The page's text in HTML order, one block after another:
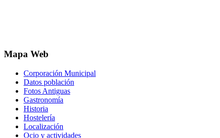
Mapa Web
Corporación Municipal
Datos población
Fotos Antiguas
Gastronomía
Historia
Hostelería
Localización
Ocio y actividades